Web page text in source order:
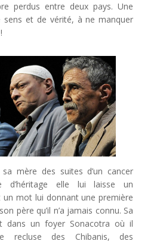
perdus entre deux pays. Une
sens et de vérité, à ne manquer
mère des suites d’un cancer
d’héritage elle lui laisse un
mot lui donnant une première
père qu’il n’a jamais connu. Sa
dans un foyer Sonacotra où il
recluse des Chibanis, des